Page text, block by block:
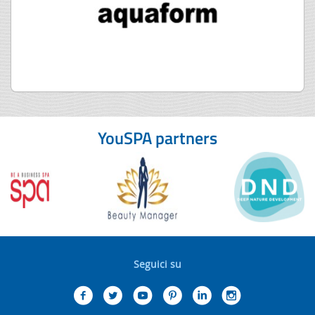
YouSPA partners
Seguici su